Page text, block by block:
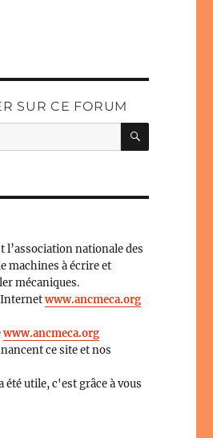
SUR CE FORUM
l’association nationale des
machines à écrire et
mécaniques.
Internetwww.ancmeca.org
www.ancmeca.org
ce site et nos
été utile, c'est grâce à vous